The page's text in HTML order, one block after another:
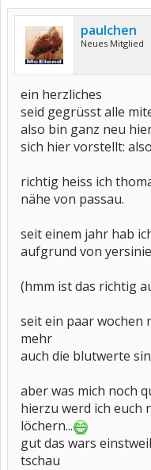
paulchen
Neues Mitglied
ein herzliches
seid gegrüsst alle
also bin ganz neu
sich hier vorstellt:
richtig heiss ich
nähe von passau.
seit einem jahr hab
aufgrund von
(hmm ist das richtig
seit ein paar wochen
mehr
auch die blutwerte
aber was mich noch
hierzu werd ich euch
löchern...
gut das wars
tschau